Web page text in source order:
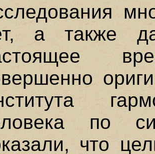
а также
по
что